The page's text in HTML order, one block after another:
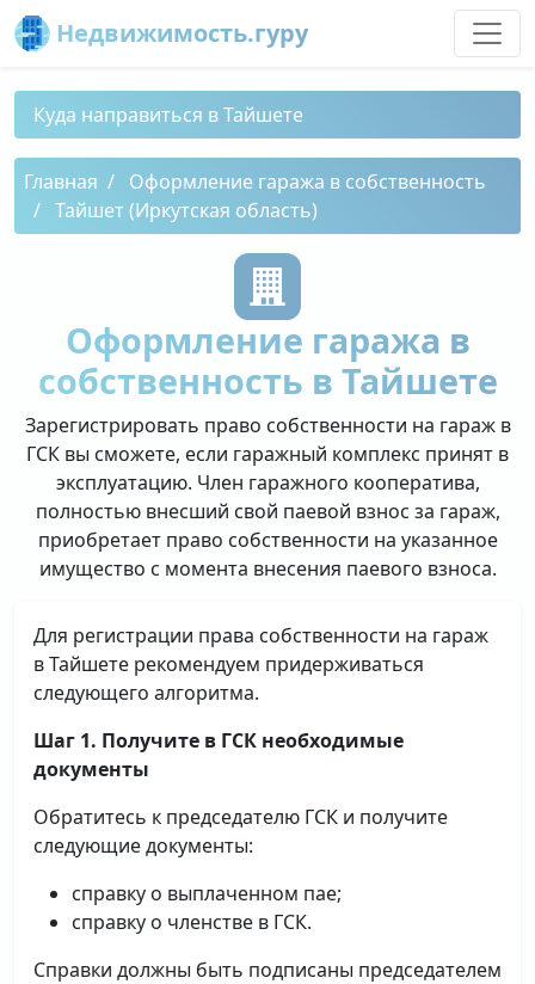
Недвижимость.гуру
Куда направиться в Тайшете
Главная
Оформление гаража в собственность
Тайшет (Иркутская область)
Оформление гаража в
собственность в Тайшете
Зарегистрировать право собственности на гараж в
ГСК вы сможете, если гаражный комплекс принят в
эксплуатацию. Член гаражного кооператива,
полностью внесший свой паевой взнос за гараж,
приобретает право собственности на указанное
имущество с момента внесения паевого взноса.
Для регистрации права собственности на гараж
в Тайшете рекомендуем придерживаться
следующего алгоритма.
Шаг 1. Получите в ГСК необходимые
документы
Обратитесь к председателю ГСК и получите
следующие документы:
справку о выплаченном пае;
справку о членстве в ГСК.
Справки должны быть подписаны председателем